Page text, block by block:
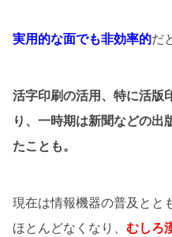
実用的な面でも非効率的だ
活字印刷の活用、特に活版
り、一時期は新聞などの出
たことも。
現在は情報機器の普及とと
ほとんどなくなり、 むしろ